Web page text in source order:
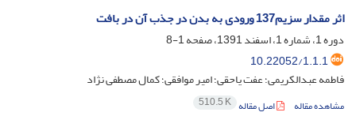
اثر مقدار سزیم137 ورودی به بدن در جذب آن در بافت
دوره 1، شماره 1، اسفند 1391، صفحه
1-8
10.22052/1.1.1
فاطمه عبدالکریمی؛ عفت یاحقی؛ امیر موافقی؛ کمال مصطفی نژاد
مشاهده مقاله اصل مقاله 510.5 K